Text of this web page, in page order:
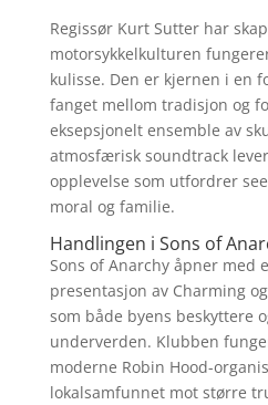
Regissør Kurt Sutter har
motorsykkelkulturen
kulisse. Den er kjernen i en
fanget mellom tradisjon og
eksepsjonelt ensemble av
atmosfærisk soundtrack
opplevelse som utfordrer
moral og familie.
Handlingen i Sons of
Sons of Anarchy åpner med
presentasjon av Charming
som både byens beskyttere
underverden. Klubben
moderne Robin Hood-
lokalsamfunnet mot større